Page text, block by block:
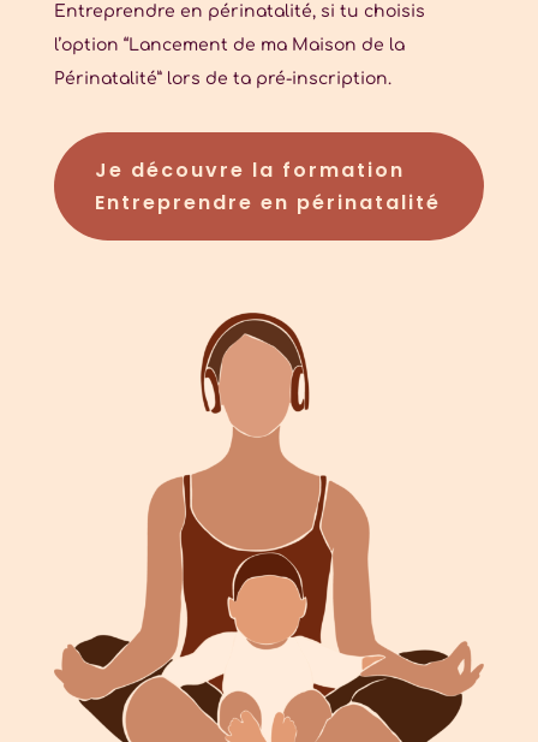
Entreprendre en périnatalité, si tu choisis
l’option “Lancement de ma Maison de la
Périnatalité” lors de ta pré-inscription.
Je découvre la formation
Entreprendre en périnatalité